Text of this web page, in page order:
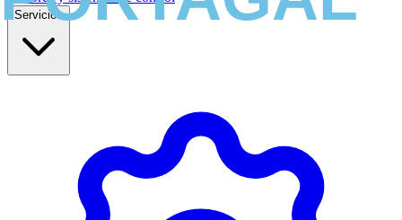
Servicios